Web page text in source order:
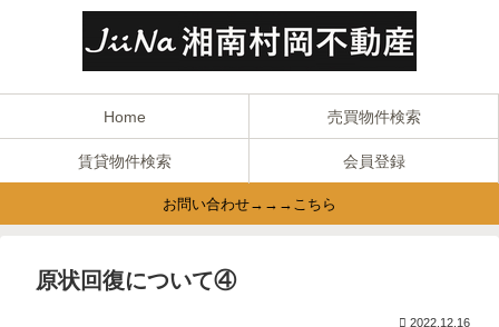
Home 売買物件検索
賃貸物件検索 会員登録
お問い合わせ→→→こちら
原状回復について④
2022.12.16